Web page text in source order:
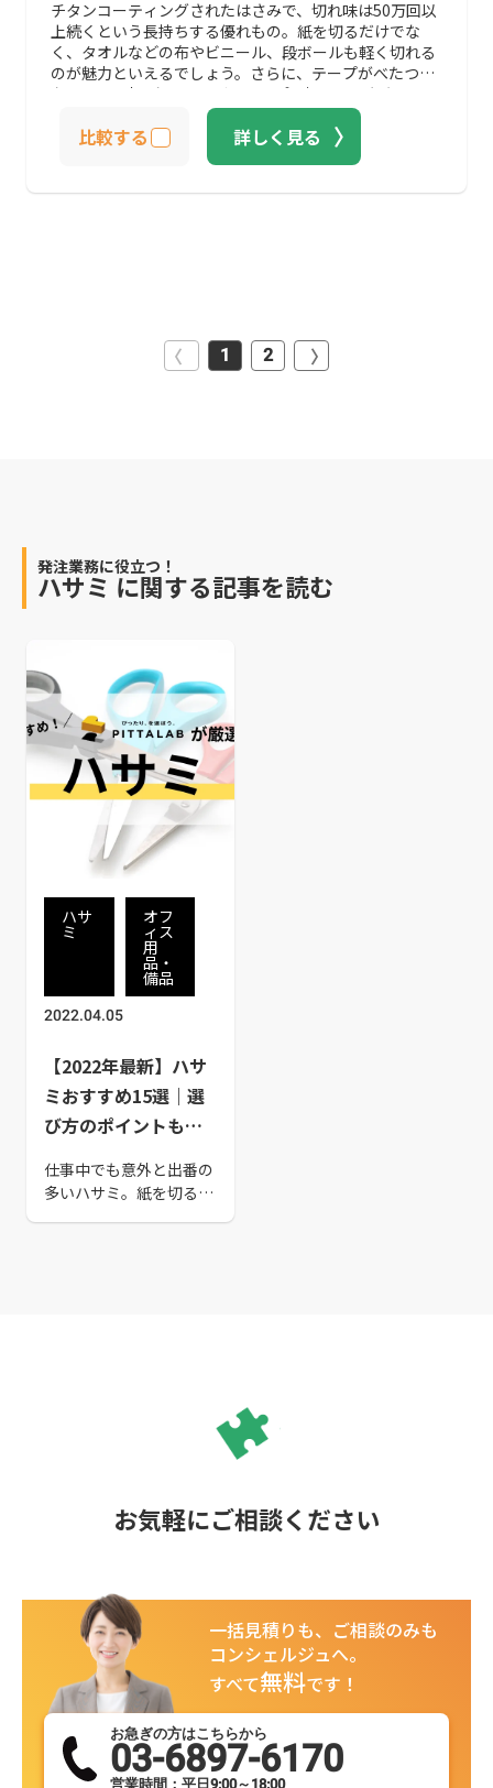
チタンコーティングされたはさみで、切れ味は50万回以
上続くという長持ちする優れもの。紙を切るだけでな
く、タオルなどの布やビニール、段ボールも軽く切れる
のが魅力といえるでしょう。さらに、テープがべたつか
ない3Ｄ設計刃なので、ガムテープを切るのにも向いて
比較する 詳しく見る
1 2
発注業務に役立つ！
ハサミ に関する記事を読む
ハサ
ミ
オフ
ィス
用
品・
備品
2022.04.05
【2022年最新】ハサ
ミおすすめ15選｜選
び方のポイントも紹
仕事中でも意外と出番の
多いハサミ。紙を切るだ
お気軽にご相談ください
一括見積りも、ご相談のみも
コンシェルジュへ。
すべて無料です！
お急ぎの方はこちらから
03-6897-6170
営業時間：平日9:00～18:00